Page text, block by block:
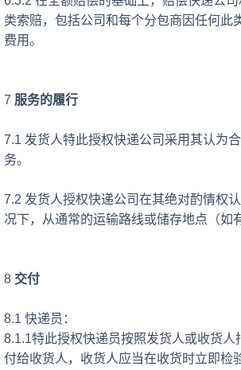
类索赔，包括公司和每个分包商因任何此
费用。
7 服务的履行
7.1 发货人特此授权快递公司采用其认为
务。
7.2 发货人授权快递公司在其绝对酌情权
况下，从通常的运输路线或储存地点（如
8 交付
8.1 快递员：
8.1.1特此授权快递员按照发货人或收货人
付给收货人，收货人应当在收货时立即检